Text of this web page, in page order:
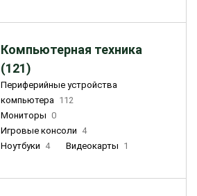
Компьютерная техника
(121)
Периферийные устройства
компьютера 112
Мониторы 0
Игровые консоли 4
Ноутбуки 4 Видеокарты 1